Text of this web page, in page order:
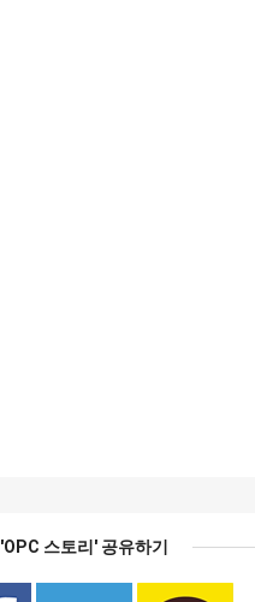
'OPC 스토리' 공유하기